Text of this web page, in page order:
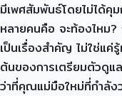
มีเพศสัมพันธ์โดยไม่ได้คุ
หลายคนคือ จะท้องไหม
เป็นเรื่องสำคัญ ไม่ใช่แค่
ต้นของการเตรียมตัวดูแ
ว่าที่คุณแม่มือใหม่ที่กำลั